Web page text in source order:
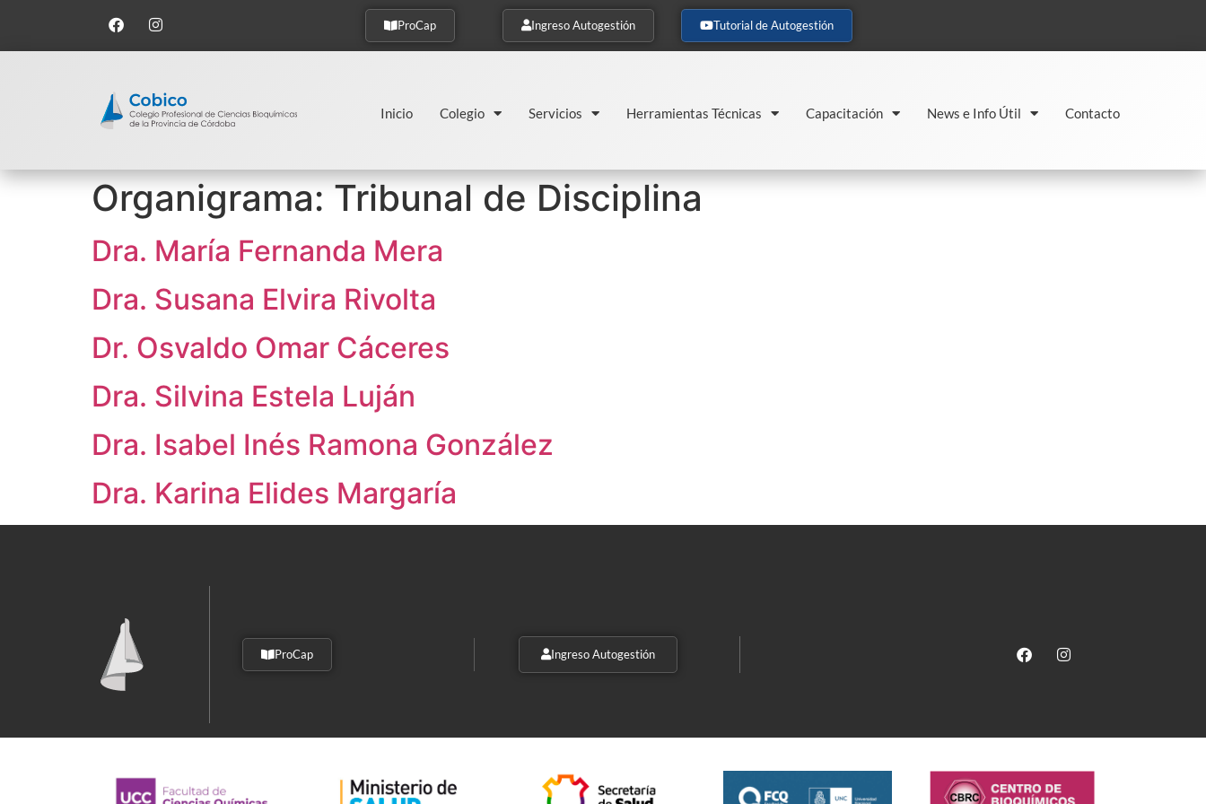
ProCap Ingreso Autogestión Tutorial de Autogestión
Inicio Colegio Servicios Herramientas Técnicas Capacitación News e Info Útil Contacto
Organigrama: Tribunal de Disciplina
Dra. María Fernanda Mera
Dra. Susana Elvira Rivolta
Dr. Osvaldo Omar Cáceres
Dra. Silvina Estela Luján
Dra. Isabel Inés Ramona González
Dra. Karina Elides Margaría
ProCap Ingreso Autogestión